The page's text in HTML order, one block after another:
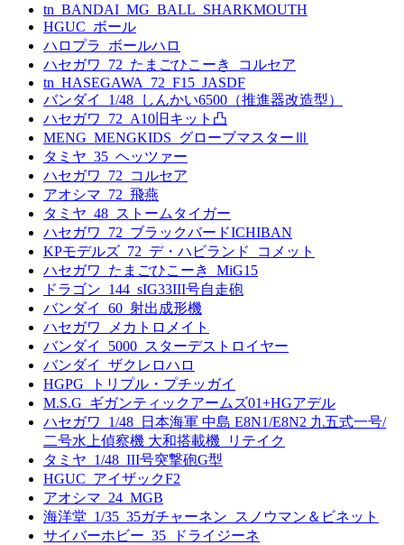
tn_BANDAI_MG_BALL_SHARKMOUTH
HGUC_ボール
ハロプラ_ボールハロ
ハセガワ_72_たまごひこーき_コルセア
tn_HASEGAWA_72_F15_JASDF
バンダイ_1/48_しんかい6500（推進器改造型）
ハセガワ_72_A10旧キット凸
MENG_MENGKIDS_グローブマスターⅢ
タミヤ_35_ヘッツァー
ハセガワ_72_コルセア
アオシマ_72_飛燕
タミヤ_48_ストームタイガー
ハセガワ_72_ブラックバードICHIBAN
KPモデルズ_72_デ・ハビランド_コメット
ハセガワ_たまごひこーき_MiG15
ドラゴン_144_sIG33III号自走砲
バンダイ_60_射出成形機
ハセガワ_メカトロメイト
バンダイ_5000_スターデストロイヤー
バンダイ_ザクレロハロ
HGPG_トリプル・プチッガイ
M.S.G_ギガンティックアームズ01+HGアデル
ハセガワ_1/48_日本海軍 中島 E8N1/E8N2 九五式一号/
二号水上偵察機 大和搭載機_リテイク
タミヤ_1/48_III号突撃砲G型
HGUC_アイザックF2
アオシマ_24_MGB
海洋堂_1/35_35ガチャーネン_スノウマン＆ビネット
サイバーホビー_35_ドライジーネ